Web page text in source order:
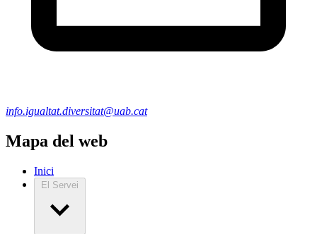
info.igualtat.diversitat@uab.cat
Mapa del web
Inici
El Servei